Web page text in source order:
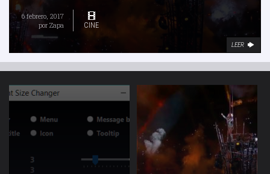
6 febrero, 2017
por Zapa CINE
LEER